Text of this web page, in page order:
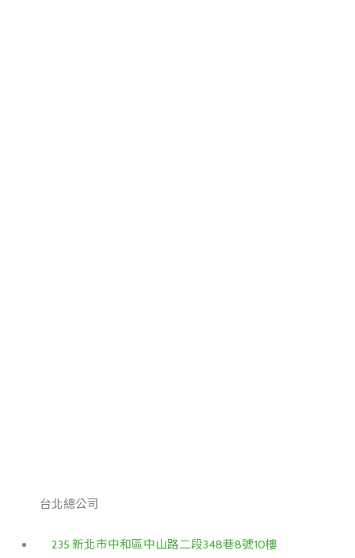
台北總公司
235 新北市中和區中山路二段348巷8號10樓